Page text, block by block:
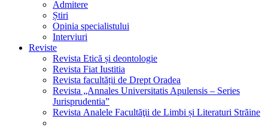
Admitere
Știri
Opinia specialistului
Interviuri
Reviste
Revista Etică și deontologie
Revista Fiat Iustitia
Revista facultății de Drept Oradea
Revista „Annales Universitatis Apulensis – Series
Jurisprudentia”
Revista Analele Facultăţii de Limbi și Literaturi Străine